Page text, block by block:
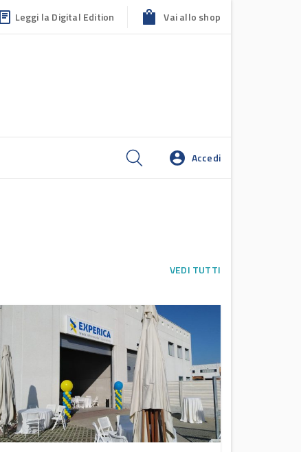
Leggi la Digital Edition Vai allo shop
Accedi
VEDI TUTTI